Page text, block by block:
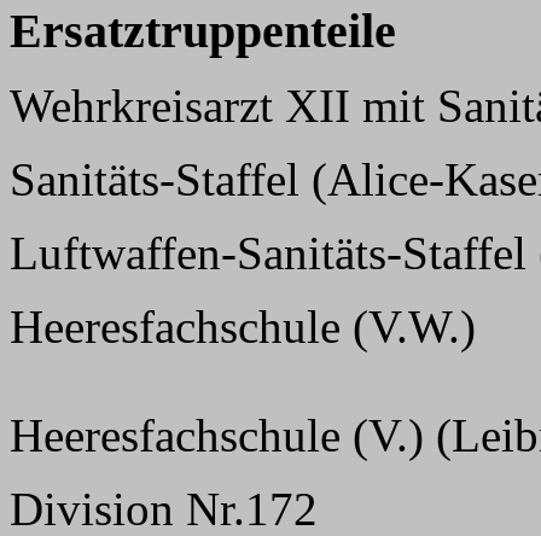
Ersatztruppenteile
Wehrkreisarzt XII mit
Sanitäts-Staffel (Alice-
Luftwaffen-Sanitäts-
Heeresfachschule (V.W.)
Heeresfachschule (V.)
Division Nr.172